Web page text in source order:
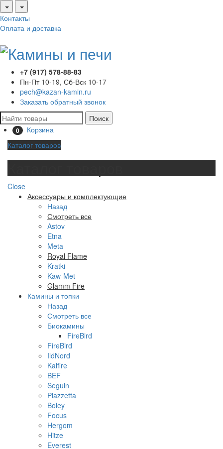
Контакты
Оплата и доставка
+7 (917) 578-88-83
Пн-Пт 10-19, Сб-Вск 10-17
pech@kazan-kamin.ru
Заказать обратный звонок
Поиск
0
Корзина
Каталог товаров
Close
Аксессуары и комплектующие
Назад
Смотреть все
Astov
Etna
Meta
Royal Flame
Kratki
Kaw-Met
Glamm Fire
Камины и топки
Назад
Смотреть все
Биокамины
FireBird
FireBird
IldNord
Kalfire
BEF
Seguin
Piazzetta
Boley
Focus
Hergom
Hitze
Everest